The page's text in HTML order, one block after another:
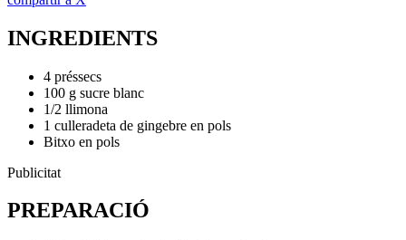
INGREDIENTS
4 préssecs
100 g sucre blanc
1/2 llimona
1 culleradeta de gingebre en pols
Bitxo en pols
Publicitat
PREPARACIÓ